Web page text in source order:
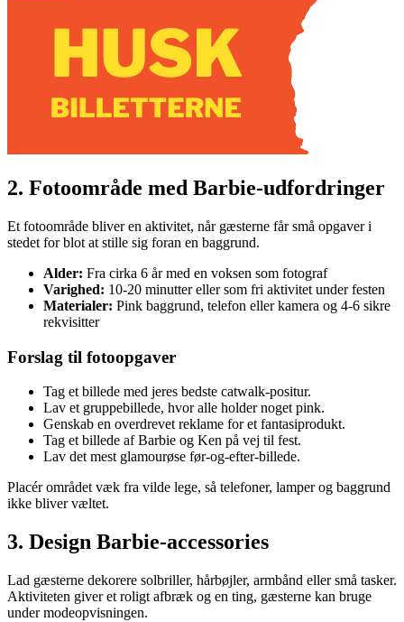
2. Fotoområde med Barbie-udfordringer
Et fotoområde bliver en aktivitet, når gæsterne får små opgaver i
stedet for blot at stille sig foran en baggrund.
Alder: Fra cirka 6 år med en voksen som fotograf
Varighed: 10-20 minutter eller som fri aktivitet under festen
Materialer: Pink baggrund, telefon eller kamera og 4-6 sikre
rekvisitter
Forslag til fotoopgaver
Tag et billede med jeres bedste catwalk-positur.
Lav et gruppebillede, hvor alle holder noget pink.
Genskab en overdrevet reklame for et fantasiprodukt.
Tag et billede af Barbie og Ken på vej til fest.
Lav det mest glamourøse før-og-efter-billede.
Placér området væk fra vilde lege, så telefoner, lamper og baggrund
ikke bliver væltet.
3. Design Barbie-accessories
Lad gæsterne dekorere solbriller, hårbøjler, armbånd eller små tasker.
Aktiviteten giver et roligt afbræk og en ting, gæsterne kan bruge
under modeopvisningen.